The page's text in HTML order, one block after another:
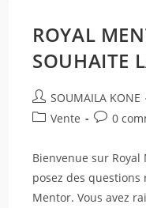
ROYAL
SOUHAITE
SOUMAILA KONE
Vente
0
Bienvenue sur Royal
posez des questions
Mentor. Vous avez